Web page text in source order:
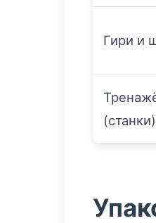
Гири и
(станки)